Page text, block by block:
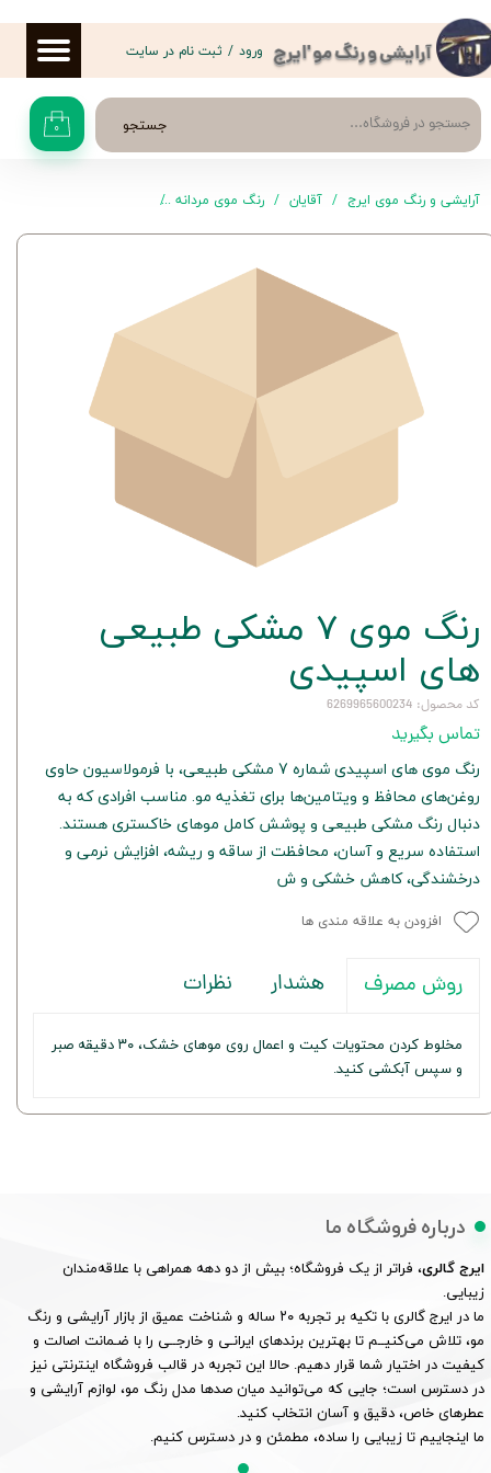
آرایشی و رنگ مو 'ایرج
جستجو ۰
ورود / ثبت نام در سایت
حساب کاربری من
تغییر گذر واژه
سفارشات
خروج از حساب کاربری
آرایشی و رنگ موی ایرج آقایان رنگ موی مردانه
رنگ موی 7 مشکی طبیعی
های اسپیدی
کد محصول: 6269965600234
تماس بگیرید
رنگ موی های اسپیدی شماره 7 مشکی طبیعی، با فرمولاسیون حاوی
روغن‌های محافظ و ویتامین‌ها برای تغذیه مو. مناسب افرادی که به
دنبال رنگ مشکی طبیعی و پوشش کامل موهای خاکستری هستند.
استفاده سریع و آسان، محافظت از ساقه و ریشه، افزایش نرمی و
درخشندگی، کاهش خشکی و ش
افزودن به علاقه مندی ها
روش مصرف هشدار نظرات
مخلوط کردن محتویات کیت و اعمال روی موهای خشک، ۳۰ دقیقه صبر
و سپس آبکشی کنید.
درباره فروشگاه ما
ایرج گالری، فراتر از یک فروشگاه؛ بیش از دو دهه همراهی با علاقه‌مندان
زیبایی.
ما در ایرج گالری با تکیه بر تجربه ۲۰ ساله و شناخت عمیق از بازار آرایشی و رنگ
مو، تلاش می‌کنیــم تا بهترین برندهای ایرانـی و خارجــی را با ضـمانت اصالت و
کیفیت در اختیار شما قرار دهیم. حالا این تجربه در قالب فروشگاه اینترنتی نیز
در دسترس است؛ جایی که می‌توانید میان صدها مدل رنگ مو، لوازم آرایشی و
عطرهای خاص، دقیق و آسان انتخاب کنید.
ما اینجاییم تا زیبایی را ساده، مطمئن و در دسترس کنیم.